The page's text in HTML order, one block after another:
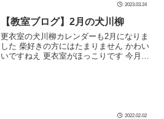
2023.03.24
【教室ブログ】2月の犬川柳
更衣室の犬川柳カレンダーも2月になりま
した 柴好きの方にはたまりません かわい
いですねえ 更衣室がほっこりです 今月も
2022.02.02